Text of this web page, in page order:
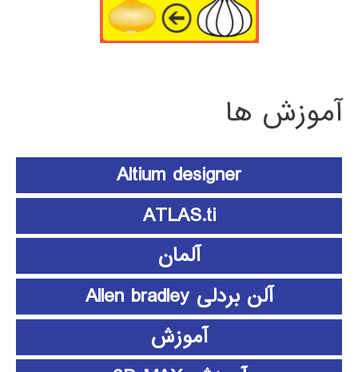
آموزش ها
Altium designer
ATLAS.ti
آلمان
آلن بردلی Allen bradley
آموزش